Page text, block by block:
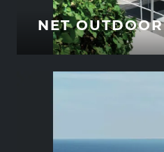
NET OUTDOOR